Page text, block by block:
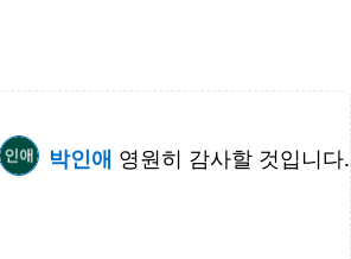
박인애 영원히 감사할 것입니다.